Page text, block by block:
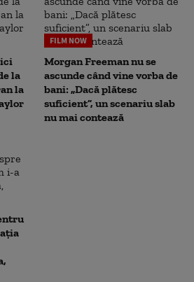
la
la
FILM NOW
Morgan Freeman nu se
ascunde când vine vorba de
bani: „Dacă plătesc
suficient”, un scenariu slab
nu mai contează